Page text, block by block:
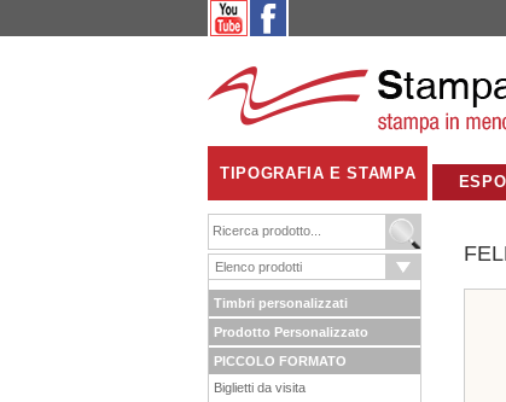
TIPOGRAFIA E STAMPA
Timbri personalizzati
Prodotto Personalizzato
PICCOLO FORMATO
Biglietti da visita